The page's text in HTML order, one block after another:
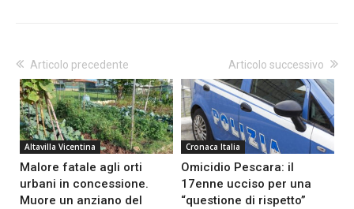
Articolo precedente
Altavilla Vicentina
Malore fatale agli orti
urbani in concessione.
Muore un anziano del
Articolo successivo
Cronaca Italia
Omicidio Pescara: il
17enne ucciso per una
“questione di rispetto”